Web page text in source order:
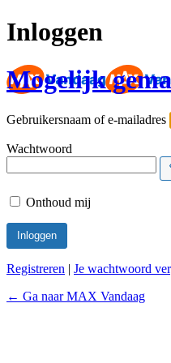
Inloggen
Mogelijk
Gebruikersnaam of e-mailadres
Wachtwoord
Onthoud mij
Registreren | Je wachtwoord
← Ga naar MAX Vandaag